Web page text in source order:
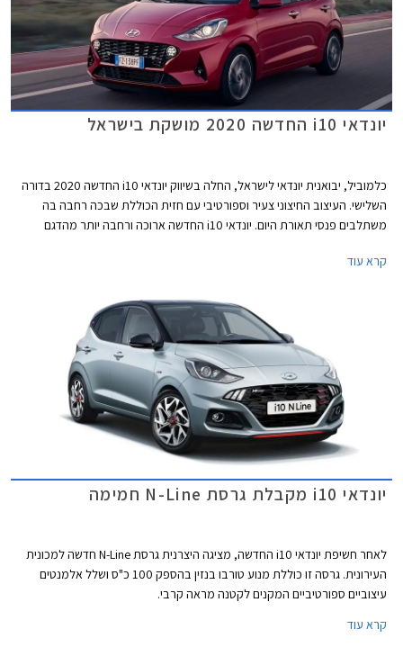
יונדאי i10 החדשה 2020 מושקת בישראל
כלמוביל, יבואנית יונדאי לישראל, החלה בשיווק יונדאי i10 החדשה 2020 בדורה
השלישי. העיצוב החיצוני צעיר וספורטיבי עם חזית הכוללת שבכה רחבה בה
משתלבים פנסי תאורת היום. יונדאי i10 החדשה ארוכה ורחבה יותר מהדגם
קרא עוד
יונדאי i10 מקבלת גרסת N-Line חמימה
לאחר חשיפת יונדאי i10 החדשה, מציגה היצרנית גרסת N-Line חדשה למכונית
העירונית. גרסה זו כוללת מנוע טורבו בנזין בהספק 100 כ"ס ושלל אלמנטים
עיצוביים ספורטיביים המקנים לקטנה מראה קרבי.
קרא עוד